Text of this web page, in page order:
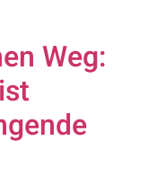
Weg: